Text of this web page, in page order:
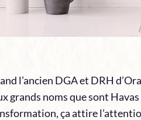
l’ancien DGA et DRH
grands noms que sont
ça attire